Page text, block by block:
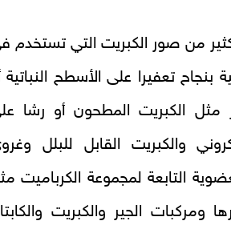
من صور الكبريت التي تستخدم
بنجاح تعفيرا على الأسطح النباتية
مثل الكبريت المطحون أو رشا
والكبريت القابل للبلل
التابعة لمجموعة الكرباميت
وغيرها ومركبات الجير والكبريت